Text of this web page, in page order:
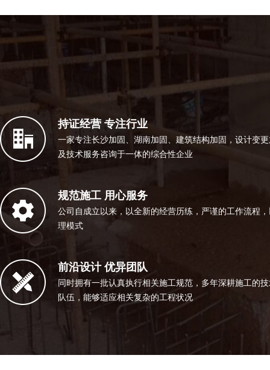
持证经营 专注行业
一家专注长沙加固、湖南加固、建筑结构加固，设计变
及技术服务咨询于一体的综合性企业
规范施工 用心服务
公司自成立以来，以全新的经营历练，严谨的工作流程
理模式
前沿设计 优异团队
同时拥有一批认真执行相关施工规范，多年深耕施工的
队伍，能够适应相关复杂的工程状况